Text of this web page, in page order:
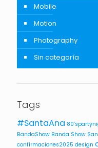
Mobile
Motion
Photography
Sin categoría
Tags
#SantaAna
BandaShow Banda Show
confirmaciones2025 design